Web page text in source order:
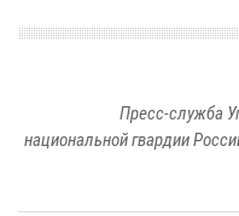
Пресс-служба
национальной гвардии